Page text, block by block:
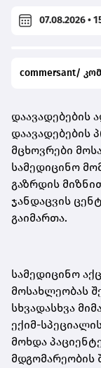
07.08.2026 •
commersant/
დაავადებების
დაავადებების
მცხოვრები
სამედიცინო
გაზრდის
ჯანდაცვის
გაიმართა.
სამედიცინო
მოსახლეობას
სხვადასხვა
ექიმ-
მოხდა
მდგომარეობის